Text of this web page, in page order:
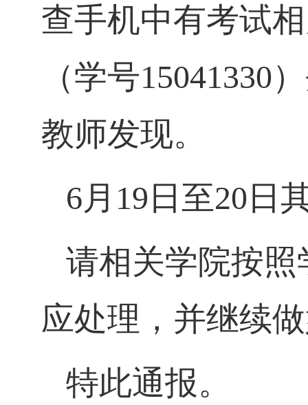
查手机中有考试
（学号15041330
教师发现。
6月 19 日至20 日
请相关学院按
应处理，并继续
特此通报。